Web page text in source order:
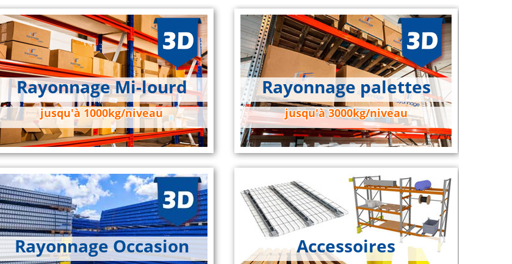
Rayonnage Mi-lourd
jusqu'à 1000kg/niveau
Rayonnage palettes
jusqu'à 3000kg/niveau
Rayonnage Occasion Accessoires